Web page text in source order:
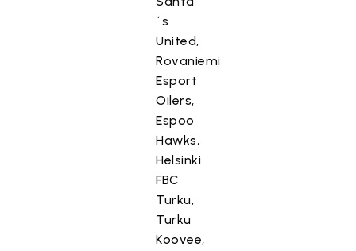
´s
United,
Rovaniemi
Esport
Oilers,
Espoo
Hawks,
Helsinki
FBC
Turku,
Turku
Koovee,